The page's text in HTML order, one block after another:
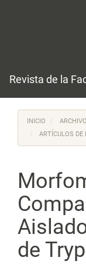
Revista de la
INICIO
ARTÍCULOS DE
de